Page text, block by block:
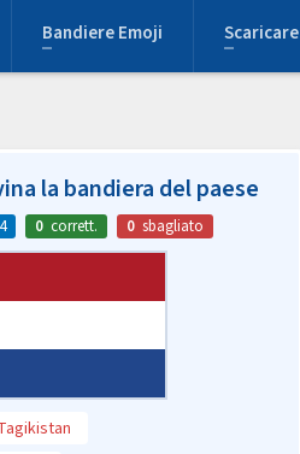
Bandiere Emoji Scaricare
la bandiera del paese
0 corrett. 0 sbagliato